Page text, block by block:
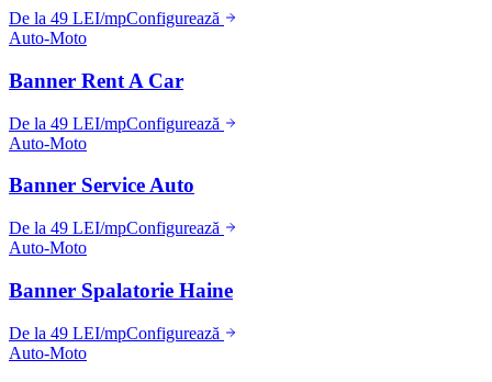
De la 49 LEI/mpConfigurează
Auto-Moto
Banner Rent A Car
De la 49 LEI/mpConfigurează
Auto-Moto
Banner Service Auto
De la 49 LEI/mpConfigurează
Auto-Moto
Banner Spalatorie Haine
De la 49 LEI/mpConfigurează
Auto-Moto